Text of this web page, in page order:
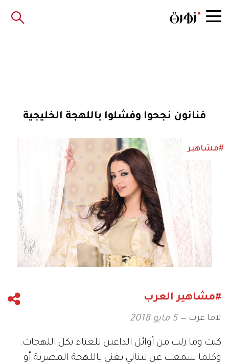
فنانون نجحوا وفشلوا باللهجة الخليجية
#مشاهير
#مشاهير العرب
لاما عزت 5 مايو 2018
كنت وما زلت من أوائل الداعين للغناء بكل اللهجات .
وكلما سمعت عن لبناني يغني باللهجة المصرية أو